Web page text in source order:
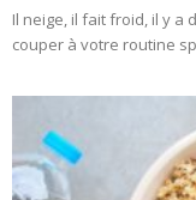
Il neige, il fait froid, il y
couper à votre routine